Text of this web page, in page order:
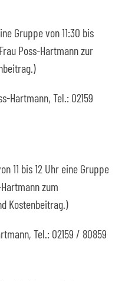
Gruppe von 11:30 bis
Poss-Hartmann zur
Hartmann, Tel.: 02159
11 bis 12 Uhr eine Gruppe
zum
Kostenbeitrag.)
Tel.: 02159 / 80859